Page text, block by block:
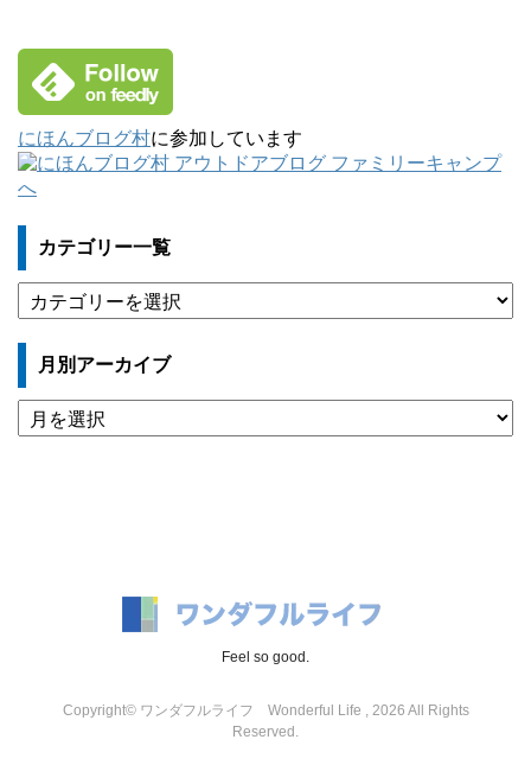
にほんブログ村に参加しています
カテゴリー一覧
テ
ゴ
ー
一
覧
月別アーカイブ
月
別
Feel so good.
Copyright© ワンダフルライフ Wonderful Life , 2026 All Rights
Reserved.